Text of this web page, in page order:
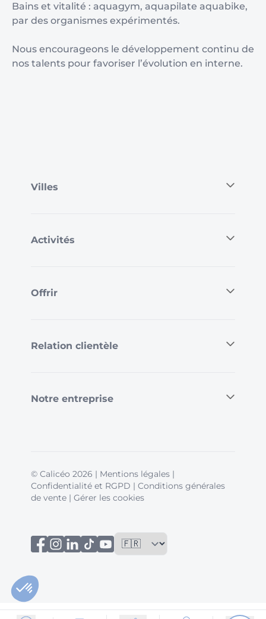
Bains et vitalité : aquagym, aquapilate aquabike,
par des organismes expérimentés.
Nous encourageons le développement continu de
nos talents pour favoriser l’évolution en interne.
Villes
Activités
Offrir
Relation clientèle
Notre entreprise
© Calicéo 2026 | Mentions légales |
Confidentialité et RGPD | Conditions générales
de vente | Gérer les cookies